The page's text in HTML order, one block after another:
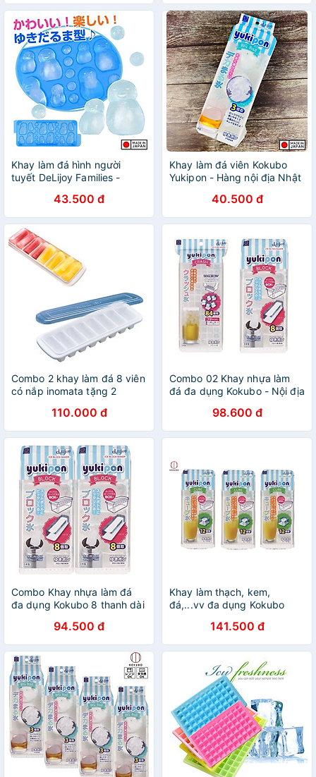
Khay làm đá hình người
tuyết DeLijoy Families -
43.500 đ
Khay làm đá viên Kokubo
Yukipon - Hàng nội địa Nhật
40.500 đ
Combo 2 khay làm đá 8 viên
có nắp inomata tặng 2
110.000 đ
Combo 02 Khay nhựa làm
đá đa dụng Kokubo - Nội địa
dài + 01 khay 84 viên mini)
98.600 đ
Combo Khay nhựa làm đá
đa dụng Kokubo 8 thanh dài
94.500 đ
Khay làm thạch, kem,
đá,...vv đa dụng Kokubo
141.500 đ